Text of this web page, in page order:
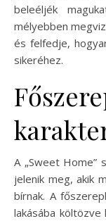
beleéljék
mélyebben
és felfedje,
sikeréhez.
A „Sweet Home”
jelenik meg, akik
bírnak. A
lakásába költözve